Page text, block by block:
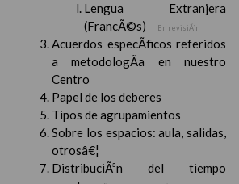
Lengua Extranjera
(FrancÃ©s)
En revisiÃ³n
Acuerdos especÃ­ficos referidos
a metodologÃ­a en nuestro
Centro
Papel de los deberes
Tipos de agrupamientos
Sobre los espacios: aula, salidas,
otrosâ€¦
DistribuciÃ³n del tiempo